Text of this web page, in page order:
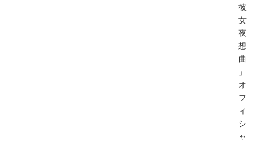
彼
女
夜
想
曲
」
オ
フ
ィ
シ
ャ